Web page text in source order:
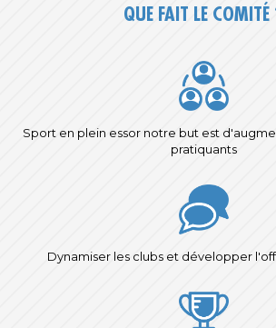
QUE FAIT LE COMITÉ
Sport en plein essor notre but est
pratiquants
Dynamiser les clubs et développer